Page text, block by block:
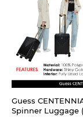
Guess
Spinner Luggage